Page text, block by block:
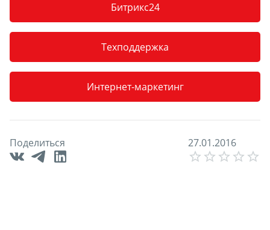
Битрикс24
Техподдержка
Интернет-маркетинг
Поделиться 27.01.2016